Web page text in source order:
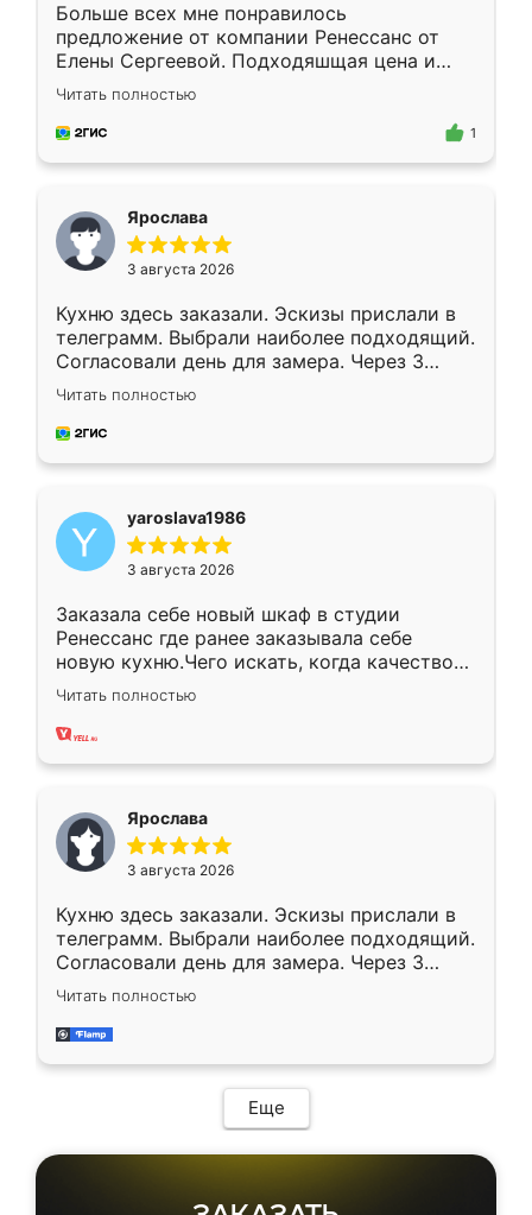
Больше всех мне понравилось
предложение от компании Ренессанс от
Елены Сергеевой. Подходяшщая цена и
короткие сроки изготовления. Приехавший
для замера сотрудник Владислав
предложил по моему эскизу самый
Читать полностью
1
Ярослава
3 августа 2026
Кухню здесь заказали. Эскизы прислали в
телеграмм. Выбрали наиболее подходящий.
Согласовали день для замера. Через 3
недели кухня была уже готова. Остались
довольны работой. Спасибо Ренессанс
мебель за качественную работу!
Читать полностью
yaroslava1986
3 августа 2026
Заказала себе новый шкаф в студии
Ренессанс где ранее заказывала себе
новую кухню.Чего искать, когда качеством
вполне довольна. Служит кухня уже почти
два года, нареканий нет.
Читать полностью
Ярослава
3 августа 2026
Кухню здесь заказали. Эскизы прислали в
телеграмм. Выбрали наиболее подходящий.
Согласовали день для замера. Через 3
недели кухня была уже готова. Остались
довольны работой. Спасибо Ренессанс
мебель за качественную работу!
Читать полностью
Еще